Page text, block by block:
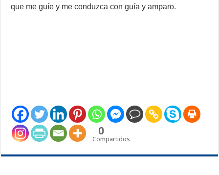
que me guíe y me conduzca con guía y amparo.
0
Compartidos